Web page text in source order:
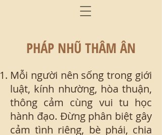
PHÁP NHŨ THÂM ÂN
Mỗi người nên sống trong giới
luật, kính nhường, hòa thuận,
thông cảm cùng vui tu học
hành đạo. Đừng phân biệt gây
cảm tình riêng, bè phái, chia